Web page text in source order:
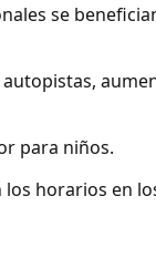
se
para niños.
los horarios en